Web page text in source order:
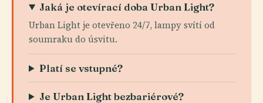
Jaká je otevírací doba Urban Light?
Urban Light je otevřeno 24/7, lampy svítí od
soumraku do úsvitu.
Platí se vstupné?
Je Urban Light bezbariérové?